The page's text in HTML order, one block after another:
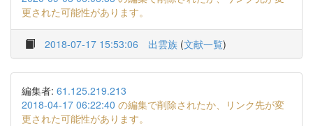
更された可能性があります。
2018-07-17 15:53:06 出雲族 (文献一覧)
編集者: 61.125.219.213
2018-04-17 06:22:40 の編集で削除されたか、リンク先が変
更された可能性があります。